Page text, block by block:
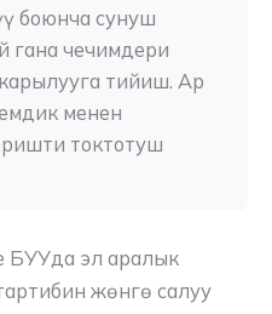
боюнча сунуш
гана чечимдери
тийиш. Ар
менен
токтотуш
БУУда эл аралык
жөнгө салуу